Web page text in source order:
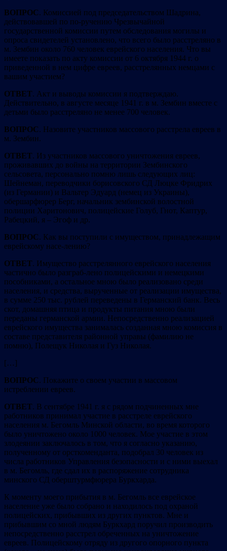
ВОПРОС. Комиссией под председательством Шадрина,
действовавшей по по-ручению Чрезвычайной
государственной комиссии путем обследования могилы и
опроса свидетелей установлено, что всего было расстреляно в
м. Зембин около 760 человек еврейского населения. Что вы
имеете показать по акту комиссии от 6 октября 1944 г. о
приведенной в нем цифре евреев, расстрелянных немцами с
вашим участием?
ОТВЕТ. Акт и выводы комиссии я подтверждаю.
Действительно, в августе месяце 1941 г. в м. Зембин вместе с
детьми было расстреляно не менее 700 человек.
ВОПРОС. Назовите участников массового расстрела евреев в
м. Зембин.
ОТВЕТ. Из участников массового уничтожения евреев,
проживавших до войны на территории Зембинского
сельсовета, персонально помню лишь следующих лиц:
Шейнеман, переводчики борисовского СД Люцке Фридрих
(из Германии) и Вальтер Эдуард (немец из Украины),
обершарфюрер Берг, начальник зембинской волостной
полиции Харитонович, полицейские Голуб, Гнот, Каптур,
Рабецкий, я – Эгоф и др.
ВОПРОС. Как вы поступили с имуществом, принадлежащим
еврейскому насе-лению?
ОТВЕТ. Имущество расстрелянного еврейского населения
частично было разграб-лено полицейскими и немецкими
пособниками, а остальное мною было реализовано среди
населения, и средства, вырученные от реализации имущества,
в сумме 250 тыс. рублей переведены в Германский банк. Весь
скот, домашняя птица и продукты питания мною были
переданы германской армии. Непосредственно реализацией
еврейского имущества занималась созданная мною комиссия в
составе представителя районной управы (фамилию не
помню), Полещук Николая и Гуз Николая.
[…]
ВОПРОС. Покажите о своем участии в массовом
истреблении евреев.
ОТВЕТ. В сентябре 1941 г. я с рядом подчиненных мне
работников принимал участие в расстреле еврейского
населения м. Бегомль Минской области, во время которого
было уничтожено около 1000 человек. Мое участие в этом
злодеянии заключалось в том, что я согласно указанию,
полученному от орсткоменданта, подобрал 30 человек из
числа работников Управления безопасности и с ними выехал
в м. Бегомль, где сдал их в распоряжение сотрудника
минского СД оберштурмфюрера Буркхарда.
К моменту моего прибытия в м. Бегомль все еврейское
население уже было собрано и находилось под охраной
полицейских, прибывших из других пунктов. Мне и
прибывшим со мной людям Буркхард поручил производить
непосредственно расстрел обреченных на уничтожение
евреев. Полицейскому отряду из другого опорного пункта